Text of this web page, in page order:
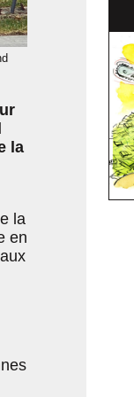
la
la
en